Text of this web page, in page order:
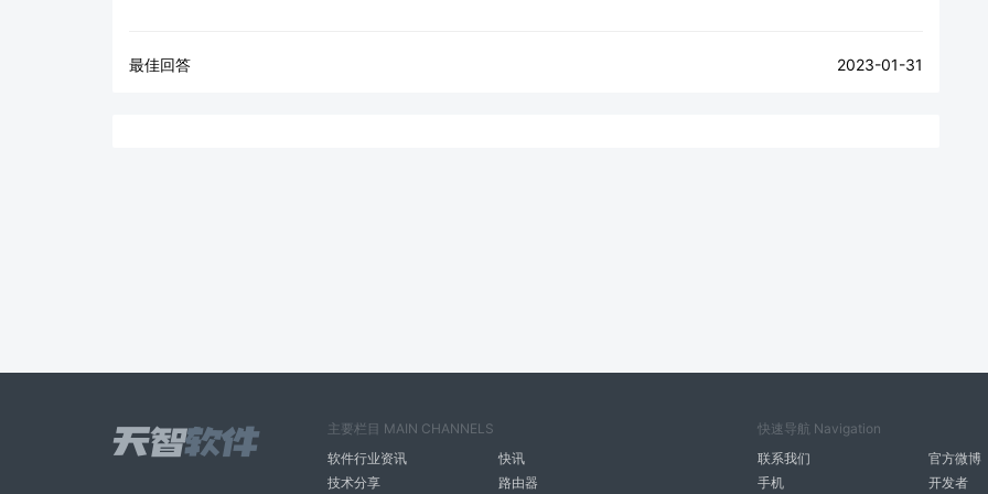
最佳回答 2023-01-31
主要栏目 MAIN CHANNELS
软件行业资讯
快讯
技术分享
路由器
快速导航 Navigation
联系我们
官方微博
手机
开发者